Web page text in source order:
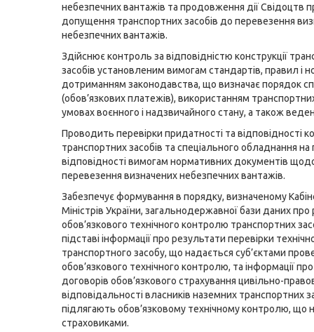
небезпечних вантажів та продовження дії Свідоцтв
допущення транспортних засобів до перевезення
небезпечних вантажів.
Здійснює контроль за відповідністю конструкції
засобів установленим вимогам стандартів, правил і
дотриманням законодавства, що визначає порядок
(обов’язкових платежів), використанням
умовах воєнного і надзвичайного стану, а також
Проводить перевірки придатності та відповідності
транспортних засобів та спеціального обладнання
відповідності вимогам нормативних документів
перевезення визначених небезпечних вантажів.
Забезпечує формування в порядку, визначеному
Міністрів України, загальнодержавної бази даних
обов’язкового технічного контролю транспортних
підставі інформації про результати перевірки
транспортного засобу, що надається суб’єктами
обов’язкового технічного контролю, та інформації
договорів обов’язкового страхування цивільно-
відповідальності власників наземних транспортних
підлягають обов’язковому технічному контролю, що
страховиками.